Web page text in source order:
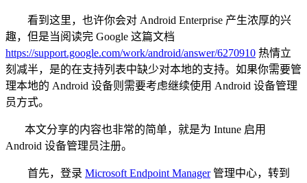
看到这里，也许你会对 Android Enterprise 产生浓厚的兴
趣，但是当阅读完 Google 这篇文档
https://support.google.com/work/android/answer/6270910 热情立
刻减半，是的在支持列表中缺少对本地的支持。如果你需要管
理本地的 Android 设备则需要考虑继续使用 Android 设备管理
员方式。
本文分享的内容也非常的简单，就是为 Intune 启用
Android 设备管理员注册。
首先，登录 Microsoft Endpoint Manager管理中心，转到